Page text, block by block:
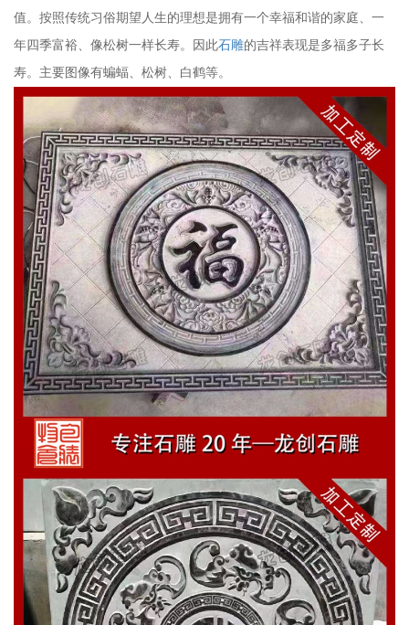
值。按照传统习俗期望人生的理想是拥有一个幸福和谐的家庭、一
年四季富裕、像松树一样长寿。因此石雕的吉祥表现是多福多子长
寿。主要图像有蝙蝠、松树、白鹤等。